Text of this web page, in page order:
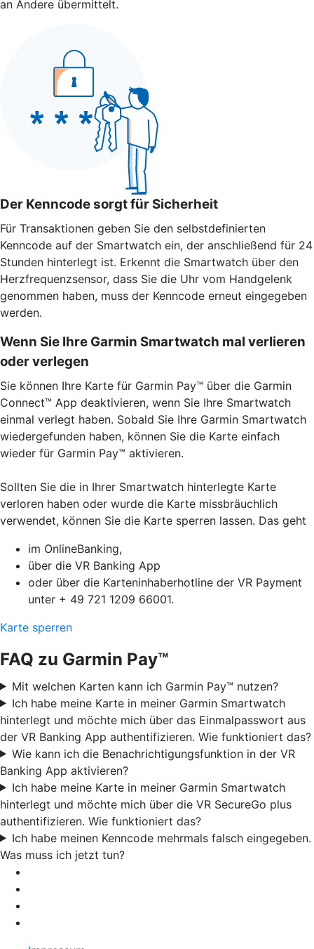
an Andere übermittelt.
Der Kenncode sorgt für Sicherheit
Für Transaktionen geben Sie den selbstdefinierten
Kenncode auf der Smartwatch ein, der anschließend für 24
Stunden hinterlegt ist. Erkennt die Smartwatch über den
Herzfrequenzsensor, dass Sie die Uhr vom Handgelenk
genommen haben, muss der Kenncode erneut eingegeben
werden.
Wenn Sie Ihre Garmin Smartwatch mal verlieren
oder verlegen
Sie können Ihre Karte für Garmin Pay™ über die Garmin
Connect™ App deaktivieren, wenn Sie Ihre Smartwatch
einmal verlegt haben. Sobald Sie Ihre Garmin Smartwatch
wiedergefunden haben, können Sie die Karte einfach
wieder für Garmin Pay™ aktivieren.
Sollten Sie die in Ihrer Smartwatch hinterlegte Karte
verloren haben oder wurde die Karte missbräuchlich
verwendet, können Sie die Karte sperren lassen. Das geht
im OnlineBanking,
über die VR Banking App
oder über die Karteninhaberhotline der VR Payment
unter + 49 721 1209 66001.
Karte sperren
FAQ zu Garmin Pay™
Mit welchen Karten kann ich Garmin Pay™ nutzen?
Ich habe meine Karte in meiner Garmin Smartwatch
hinterlegt und möchte mich über das Einmalpasswort aus
der VR Banking App authentifizieren. Wie funktioniert das?
Wie kann ich die Benachrichtigungsfunktion in der VR
Banking App aktivieren?
Ich habe meine Karte in meiner Garmin Smartwatch
hinterlegt und möchte mich über die VR SecureGo plus
authentifizieren. Wie funktioniert das?
Ich habe meinen Kenncode mehrmals falsch eingegeben.
Was muss ich jetzt tun?